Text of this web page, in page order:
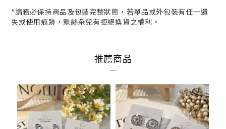
*請務必保持商品及包裝完整狀態，若單品或外包裝有任一遺
失或使用痕跡，默絲朵兒有拒絕換貨之權利。
推薦商品